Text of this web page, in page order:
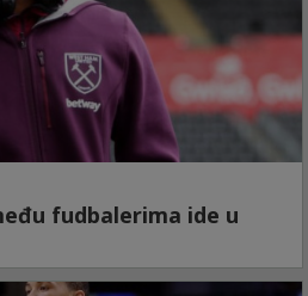
fudbalerima ide u